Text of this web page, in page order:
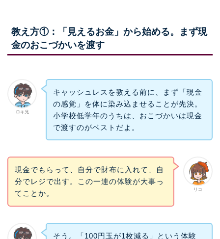
教え方①：「見えるお金」から始める。まず現
金のおこづかいを渡す
ロキ兄
キャッシュレスを教える前に、まず「現金
の感覚」を体に染み込ませることが先決。
小学校低学年のうちは、おこづかいは現金
で渡すのがベストだよ。
リコ
現金でもらって、自分で財布に入れて、自
分でレジで出す。この一連の体験が大事っ
てことか。
そう。「100円玉が1枚減る」という体験